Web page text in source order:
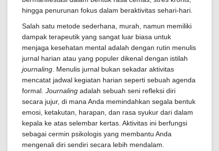
hingga penurunan fokus dalam beraktivitas sehari-hari.
Salah satu metode sederhana, murah, namun memiliki
dampak terapeutik yang sangat luar biasa untuk
menjaga kesehatan mental adalah dengan rutin menulis
jurnal harian atau yang populer dikenal dengan istilah
journaling . Menulis jurnal bukan sekadar aktivitas
mencatat jadwal kegiatan harian seperti sebuah agenda
formal. Journaling adalah sebuah seni refleksi diri
secara jujur, di mana Anda memindahkan segala bentuk
emosi, ketakutan, harapan, dan rasa syukur dari dalam
kepala ke atas selembar kertas. Aktivitas ini berfungsi
sebagai cermin psikologis yang membantu Anda
mengenali diri sendiri secara lebih mendalam.